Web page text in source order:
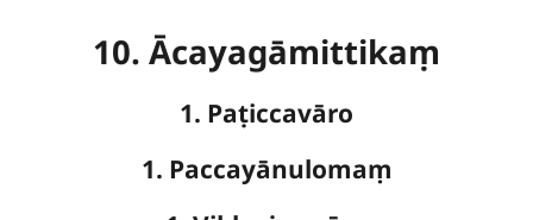
10. Ācayagāmittikaṃ
1. Paṭiccavāro
1. Paccayānulomaṃ